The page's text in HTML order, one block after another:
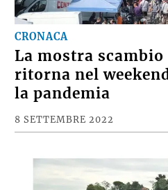
CRONACA
La mostra scambio
ritorna nel
la pandemia
8 SETTEMBRE 2022